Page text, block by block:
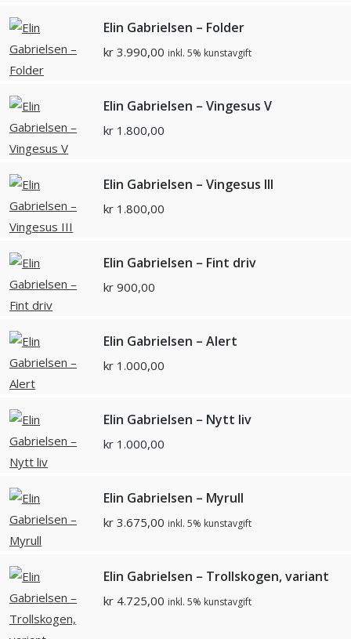
Elin Gabrielsen – Folder
kr 3.990,00 inkl. 5% kunstavgift
Elin Gabrielsen – Vingesus V
kr 1.800,00
Elin Gabrielsen – Vingesus III
kr 1.800,00
Elin Gabrielsen – Fint driv
kr 900,00
Elin Gabrielsen – Alert
kr 1.000,00
Elin Gabrielsen – Nytt liv
kr 1.000,00
Elin Gabrielsen – Myrull
kr 3.675,00 inkl. 5% kunstavgift
Elin Gabrielsen – Trollskogen, variant
kr 4.725,00 inkl. 5% kunstavgift